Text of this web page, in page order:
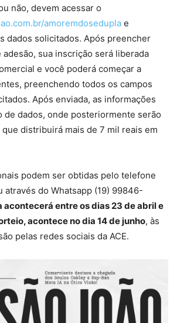
não, devem acessar o
amoremdosedupla e
dados solicitados. Após preencher
sua inscrição será liberada
e você poderá começar a
preenchendo todos os campos
Após enviada, as informações
de dados, onde posteriormente serão
distribuirá mais de 7 mil reais em
podem ser obtidas pelo telefone
do Whatsapp (19) 99846-
acontecerá entre os dias 23 de abril e
acontece no dia 14 de junho, às
pelas redes sociais da ACE.